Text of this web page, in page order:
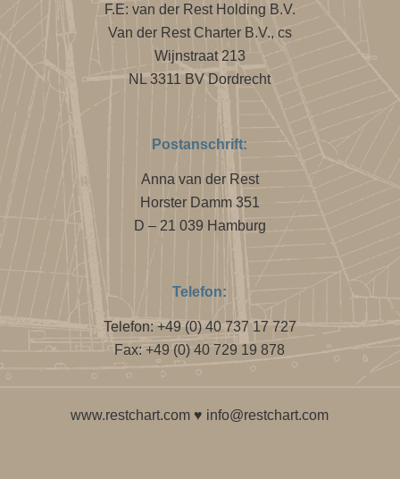
F.E: van der Rest Holding B.V.
Van der Rest Charter B.V., cs
Wijnstraat 213
NL 3311 BV Dordrecht
Postanschrift:
Anna van der Rest
Horster Damm 351
D – 21 039 Hamburg
Telefon:
Telefon: +49 (0) 40 737 17 727
Fax: +49 (0) 40 729 19 878
www.restchart.com ♥ info@restchart.com